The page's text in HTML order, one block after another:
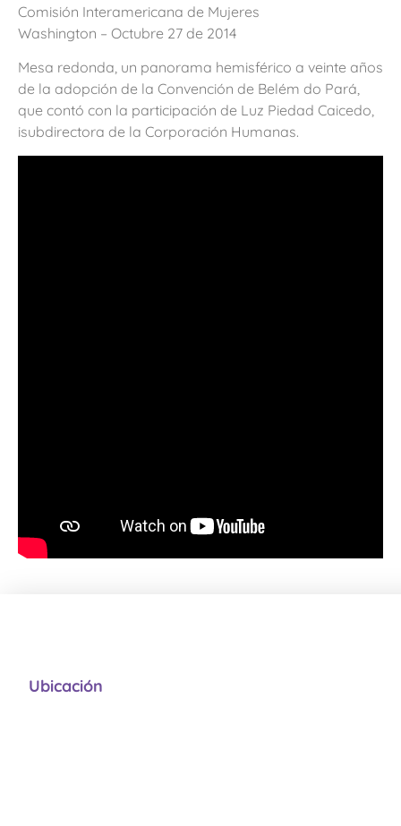
Comisión Interamericana de Mujeres
Washington – Octubre 27 de 2014
Mesa redonda, un panorama hemisférico a veinte años
de la adopción de la Convención de Belém do Pará,
que contó con la participación de Luz Piedad Caicedo,
isubdirectora de la Corporación Humanas.
Ubicación